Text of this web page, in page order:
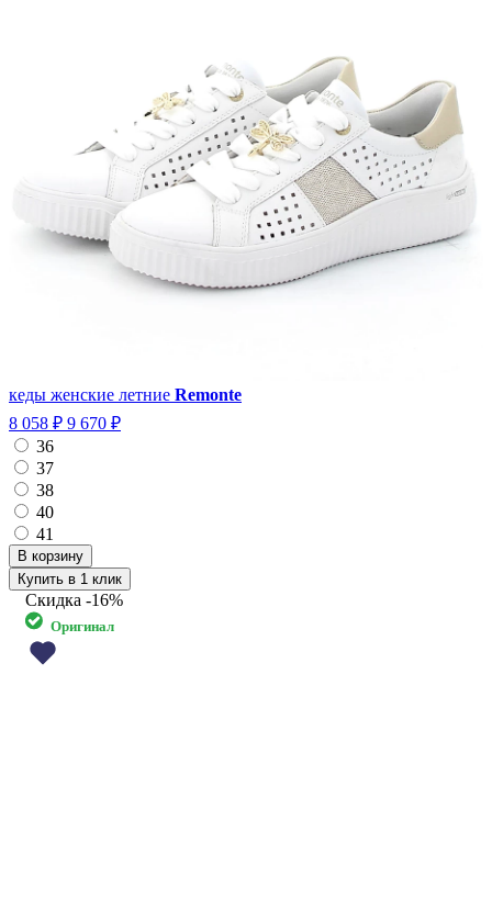
кеды женские летние Remonte
8 058 ₽ 9 670 ₽
36
37
38
40
41
Купить в 1 клик
Скидка -16%
Оригинал